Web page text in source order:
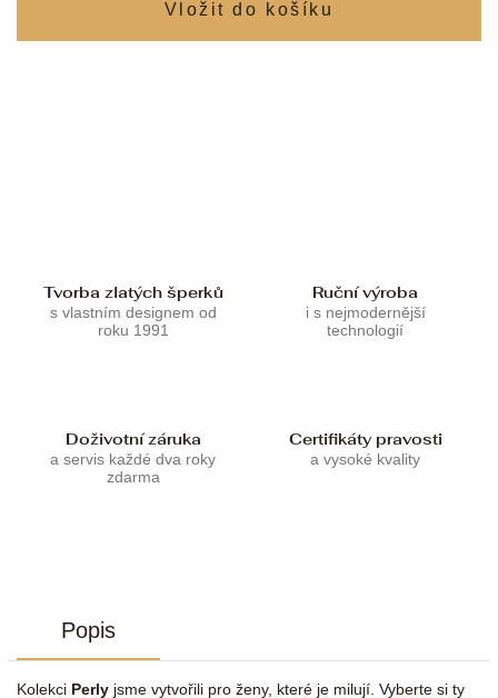
Tvorba zlatých šperků
s vlastním designem od
roku 1991
Ruční výroba
i s nejmodernější
technologií
Doživotní záruka
a servis každé dva roky
zdarma
Certifikáty pravosti
a vysoké kvality
Popis
Kolekci Perly jsme vytvořili pro ženy, které je milují. Vyberte si ty